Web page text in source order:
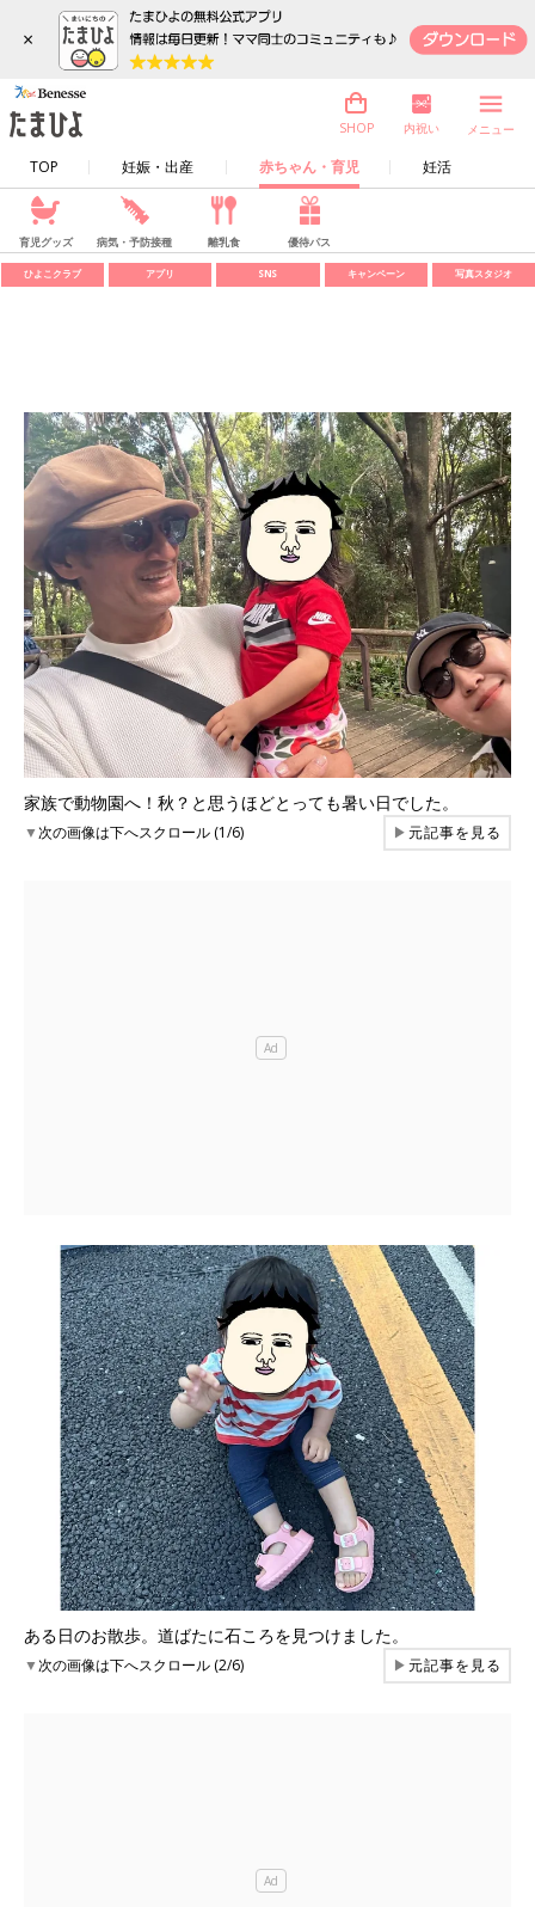
×
TOP 妊娠・出産 赤ちゃん・育児 妊活
SHOP 内祝い メニュー
育児グッズ 病気・予防接種 離乳食 優待パス
ひよこクラブ アプリ SNS キャンペーン 写真スタジオ
家族で動物園へ！秋？と思うほどとっても暑い日でした。
▼次の画像は下へスクロール (1/6) ▶元記事を見る
ある日のお散歩。道ばたに石ころを見つけました。
▼次の画像は下へスクロール (2/6) ▶元記事を見る